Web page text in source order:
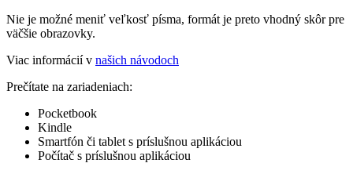
Nie je možné meniť veľkosť písma, formát je preto vhodný skôr pre
väčšie obrazovky.
Viac informácií v našich návodoch
Prečítate na zariadeniach:
Pocketbook
Kindle
Smartfón či tablet s príslušnou aplikáciou
Počítač s príslušnou aplikáciou